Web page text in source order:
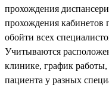
прохождения
прохождения кабинетов
обойти всех
Учитываются
клинике, график
пациента у разных